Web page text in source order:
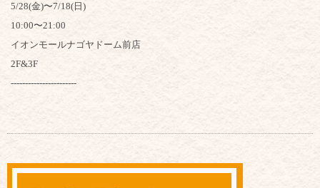
5/28(金)〜7/18(日)
10:00〜21:00
イオンモールナゴヤドーム前店
2F&3F
-----------------------